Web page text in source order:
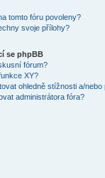
tomto fóru povoleny?
svoje přílohy?
se phpBB
fórum?
XY?
ohledně stížnosti a/
administrátora fóra?